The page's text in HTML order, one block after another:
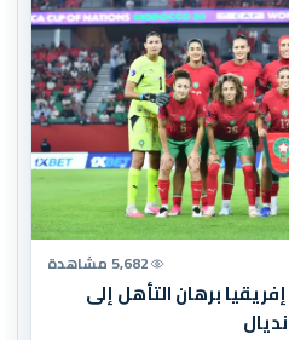
5,682 مشاهدة
برهان التأهل إلى